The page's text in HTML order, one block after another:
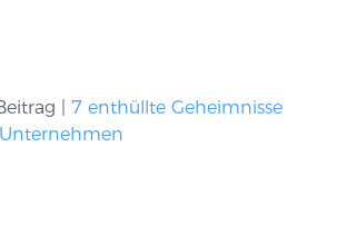
| 7 enthüllte Geheimnisse